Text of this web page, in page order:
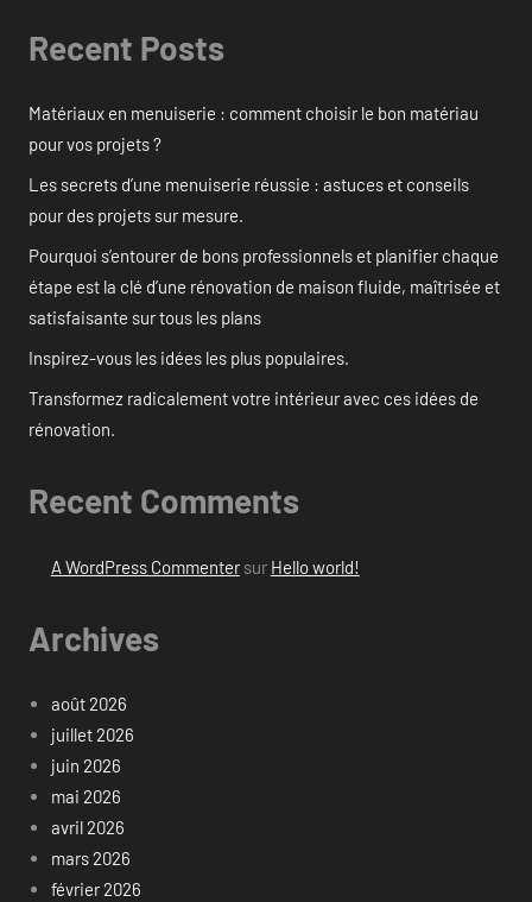
Recent Posts
Matériaux en menuiserie : comment choisir le bon matériau
pour vos projets ?
Les secrets d’une menuiserie réussie : astuces et conseils
pour des projets sur mesure.
Pourquoi s’entourer de bons professionnels et planifier chaque
étape est la clé d’une rénovation de maison fluide, maîtrisée et
satisfaisante sur tous les plans
Inspirez-vous les idées les plus populaires.
Transformez radicalement votre intérieur avec ces idées de
rénovation.
Recent Comments
A WordPress Commentersur Hello world!
Archives
août 2026
juillet 2026
juin 2026
mai 2026
avril 2026
mars 2026
février 2026